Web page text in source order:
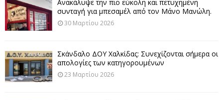
Ανακάλυψε την πιο εύκολη και πετυχημένη
συνταγή για μπεσαμέλ από τον Μάνο Μανώλη.
30 Μαρτίου 2026
Σκάνδαλο ΔΟΥ Χαλκίδας: Συνεχίζονται σήμερα οι
απολογίες των κατηγορουμένων
23 Μαρτίου 2026